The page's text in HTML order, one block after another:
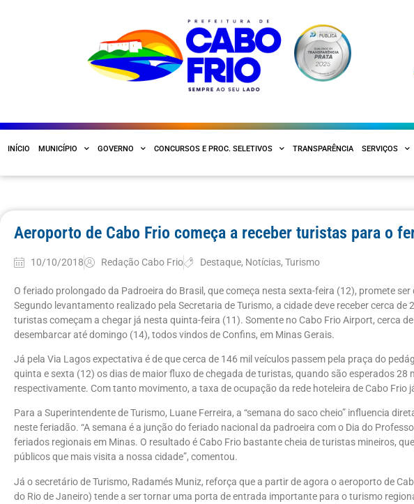
INÍCIO MUNICÍPIO GOVERNO CONCURSOS E PROC. SELETIVOS TRANSPARÊNCIA SERVIÇOS
Aeroporto de Cabo Frio começa a receber turistas para o
10/10/2018 Redação Cabo Frio Destaque, Notícias,Turismo
O feriado prolongado da Padroeira do Brasil, que começa nesta sexta-feira (12), promete
Segundo levantamento realizado pela Secretaria de Turismo, a cidade deve receber cerca de
turistas começam a chegar já nesta quinta-feira (11). Somente no Cabo Frio Airport, cerca
desembarcar até domingo (14), todos vindos de Confins, em Minas Gerais.
Já pela Via Lagos expectativa é de que cerca de 146 mil veículos passem pela praça do
quinta e sexta (12) os dias de maior fluxo de chegada de turistas, quando são esperados 28
respectivamente. Com tanto movimento, a taxa de ocupação da rede hoteleira de Cabo Frio
Para a Superintendente de Turismo, Luane Ferreira, a “semana do saco cheio” influencia
neste feriadão. “A semana é a junção do feriado nacional da padroeira com o Dia do
feriados regionais em Minas. O resultado é Cabo Frio bastante cheia de turistas mineiros,
públicos que mais visita a nossa cidade”, comentou.
Já o secretário de Turismo, Radamés Muniz, reforça que a partir de agora o aeroporto de
do Rio de Janeiro) tende a ser tornar uma porta de entrada importante para o turismo